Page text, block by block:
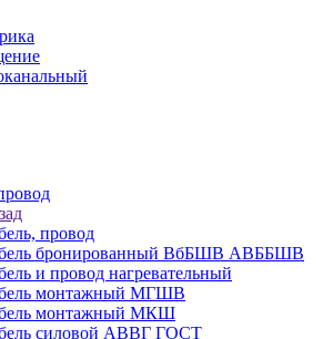
провод
бронированный ВбБШВ АВББШВ
и провод нагревательный
монтажный МГШВ
монтажный МКШ
силовой АВВГ ГОСТ